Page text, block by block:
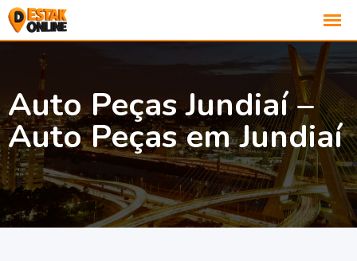
Auto Peças Jundiaí –
Auto Peças em Jundiaí